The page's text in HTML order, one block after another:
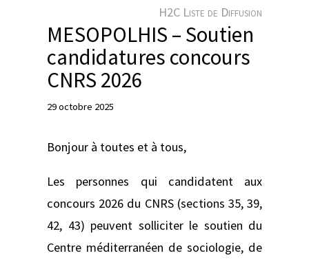
r
H2C Liste de Diffusion
MESOPOLHIS – Soutien
candidatures concours
CNRS 2026
29 octobre 2025
Bonjour à toutes et à tous,
Les personnes qui candidatent aux
concours 2026 du CNRS (sections 35, 39,
42, 43) peuvent solliciter le soutien du
Centre méditerranéen de sociologie, de